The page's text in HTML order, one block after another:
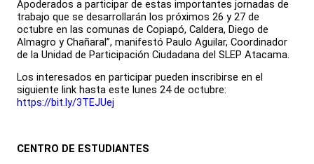
Apoderados a participar de estas importantes jornadas de
trabajo que se desarrollarán los próximos 26 y 27 de
octubre en las comunas de Copiapó, Caldera, Diego de
Almagro y Chañaral”, manifestó Paulo Aguilar, Coordinador
de la Unidad de Participación Ciudadana del SLEP Atacama.
Los interesados en participar pueden inscribirse en el
siguiente link hasta este lunes 24 de octubre:
https://bit.ly/3TEJUej
CENTRO DE ESTUDIANTES